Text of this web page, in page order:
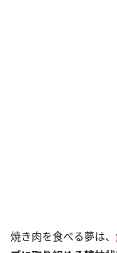
焼き肉を食べる夢は、